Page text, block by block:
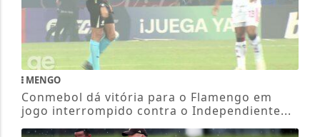
MENGO
Conmebol dá vitória para o Flamengo em
jogo interrompido contra o Independiente...